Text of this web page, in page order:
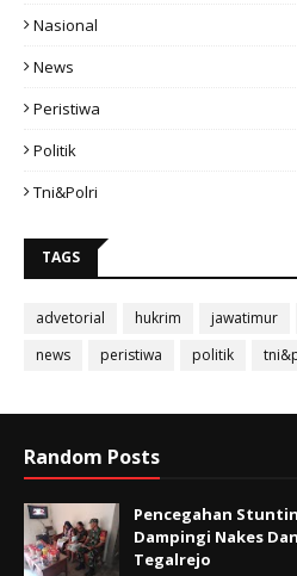
Nasional
News
Peristiwa
Politik
Tni&polri
TAGS
advetorial hukrim jawatimur
news
peristiwa politik
Random Posts
Pencegahan
Dampingi Nakes
Tegalrejo